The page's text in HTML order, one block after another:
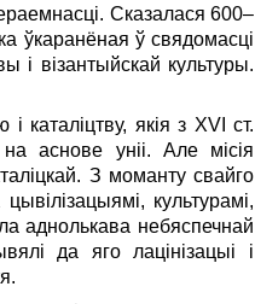
Сказалася 600–
ўкаранёная ў свядомасці
і візантыйскай культуры.
каталіцтву, якія з XVI ст.
аснове уніі. Але місія
З моманту свайго
культурамі,
аднолькава небяспечнай
да яго лацінізацыі і